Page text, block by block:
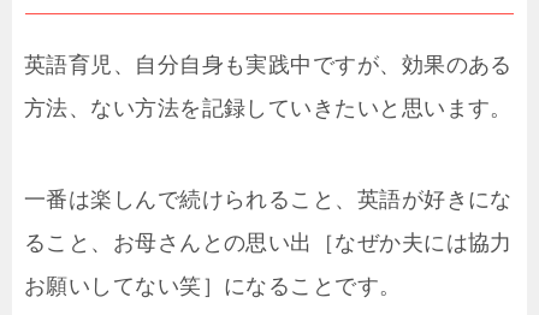
英語育児、自分自身も実践中ですが、効果のある
方法、ない方法を記録していきたいと思います。
一番は楽しんで続けられること、英語が好きにな
ること、お母さんとの思い出［なぜか夫には協力
お願いしてない笑］になることです。